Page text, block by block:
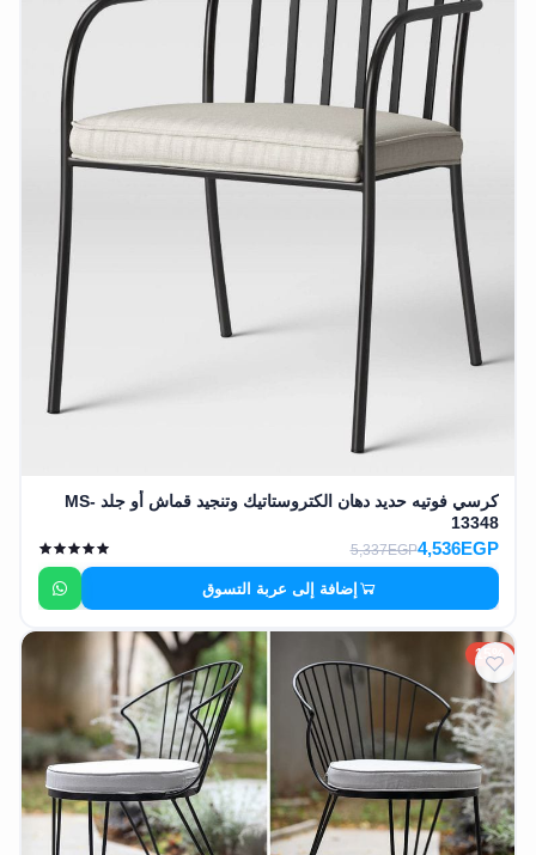
كرسي فوتيه حديد دهان الكتروستاتيك وتنجيد قماش أو جلد MS-
13348
4,536EGP
5,337EGP
إضافة إلى عربة التسوق
15%